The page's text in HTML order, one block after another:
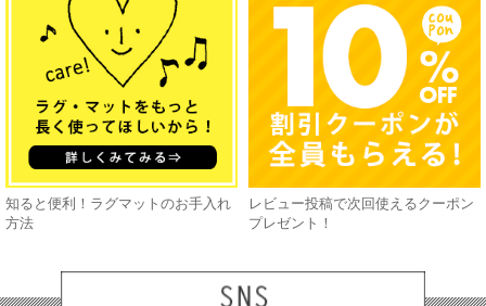
知ると便利！ラグマットのお手入れ
方法
レビュー投稿で次回使えるクーポン
プレゼント！